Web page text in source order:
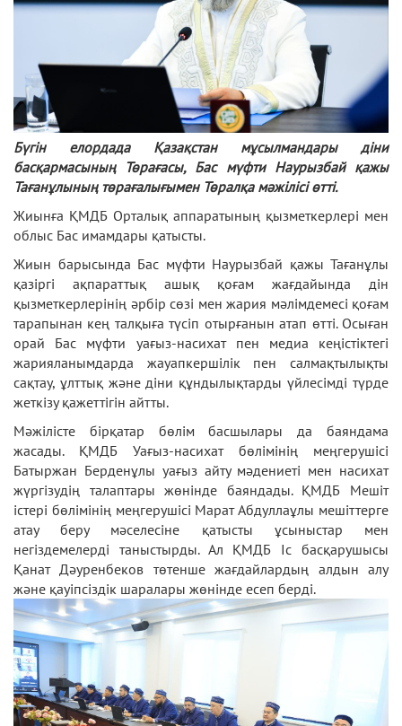
Бүгін елордада Қазақстан мұсылмандары діни
басқармасының Төрағасы, Бас мүфти Наурызбай қажы
Тағанұлының төрағалығымен Төралқа мәжілісі өтті.
Жиынға ҚМДБ Орталық аппаратының қызметкерлері мен
облыс Бас имамдары қатысты.
Жиын барысында Бас мүфти Наурызбай қажы Тағанұлы
қазіргі ақпараттық ашық қоғам жағдайында дін
қызметкерлерінің әрбір сөзі мен жария мәлімдемесі қоғам
тарапынан кең талқыға түсіп отырғанын атап өтті. Осыған
орай Бас мүфти уағыз-насихат пен медиа кеңістіктегі
жарияланымдарда жауапкершілік пен салмақтылықты
сақтау, ұлттық және діни құндылықтарды үйлесімді түрде
жеткізу қажеттігін айтты.
Мәжілісте бірқатар бөлім басшылары да баяндама
жасады. ҚМДБ Уағыз-насихат бөлімінің меңгерушісі
Батыржан Берденұлы уағыз айту мәдениеті мен насихат
жүргізудің талаптары жөнінде баяндады. ҚМДБ Мешіт
істері бөлімінің меңгерушісі Марат Абдуллаұлы мешіттерге
атау беру мәселесіне қатысты ұсыныстар мен
негіздемелерді таныстырды. Ал ҚМДБ Іс басқарушысы
Қанат Дәуренбеков төтенше жағдайлардың алдын алу
және қауіпсіздік шаралары жөнінде есеп берді.